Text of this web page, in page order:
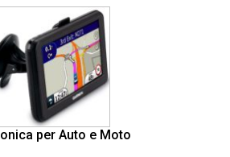
per Auto e Moto